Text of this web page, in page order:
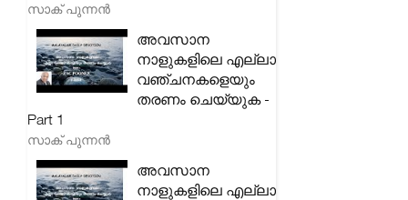
സാക് പുന്നൻ
അവസാന
നാളുകളിലെ എല്ലാ
വഞ്ചനകളെയും
തരണം ചെയ്യുക -
Part 1
സാക് പുന്നൻ
അവസാന
നാളുകളിലെ എല്ലാ